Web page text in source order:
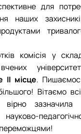
для
наших
комісія у
ІІ місце.
Вітаємо
зазначила
переможцями!